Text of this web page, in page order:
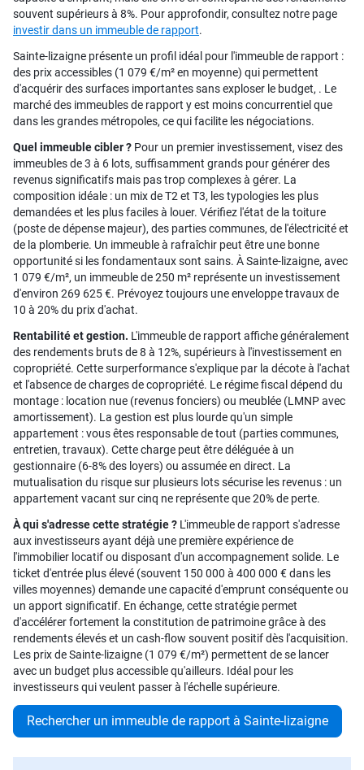
souvent supérieurs à 8%. Pour approfondir, consultez notre page
investir dans un immeuble de rapport.
Sainte-lizaigne présente un profil idéal pour l'immeuble de rapport :
des prix accessibles (1 079 €/m² en moyenne) qui permettent
d'acquérir des surfaces importantes sans exploser le budget, . Le
marché des immeubles de rapport y est moins concurrentiel que
dans les grandes métropoles, ce qui facilite les négociations.
Quel immeuble cibler ? Pour un premier investissement, visez des
immeubles de 3 à 6 lots, suffisamment grands pour générer des
revenus significatifs mais pas trop complexes à gérer. La
composition idéale : un mix de T2 et T3, les typologies les plus
demandées et les plus faciles à louer. Vérifiez l'état de la toiture
(poste de dépense majeur), des parties communes, de l'électricité et
de la plomberie. Un immeuble à rafraîchir peut être une bonne
opportunité si les fondamentaux sont sains. À Sainte-lizaigne, avec
1 079 €/m², un immeuble de 250 m² représente un investissement
d'environ 269 625 €. Prévoyez toujours une enveloppe travaux de
10 à 20% du prix d'achat.
Rentabilité et gestion. L'immeuble de rapport affiche généralement
des rendements bruts de 8 à 12%, supérieurs à l'investissement en
copropriété. Cette surperformance s'explique par la décote à l'achat
et l'absence de charges de copropriété. Le régime fiscal dépend du
montage : location nue (revenus fonciers) ou meublée (LMNP avec
amortissement). La gestion est plus lourde qu'un simple
appartement : vous êtes responsable de tout (parties communes,
entretien, travaux). Cette charge peut être déléguée à un
gestionnaire (6-8% des loyers) ou assumée en direct. La
mutualisation du risque sur plusieurs lots sécurise les revenus : un
appartement vacant sur cinq ne représente que 20% de perte.
À qui s'adresse cette stratégie ? L'immeuble de rapport s'adresse
aux investisseurs ayant déjà une première expérience de
l'immobilier locatif ou disposant d'un accompagnement solide. Le
ticket d'entrée plus élevé (souvent 150 000 à 400 000 € dans les
villes moyennes) demande une capacité d'emprunt conséquente ou
un apport significatif. En échange, cette stratégie permet
d'accélérer fortement la constitution de patrimoine grâce à des
rendements élevés et un cash-flow souvent positif dès l'acquisition.
Les prix de Sainte-lizaigne (1 079 €/m²) permettent de se lancer
avec un budget plus accessible qu'ailleurs. Idéal pour les
investisseurs qui veulent passer à l'échelle supérieure.
Rechercher un immeuble de rapport à Sainte-lizaigne